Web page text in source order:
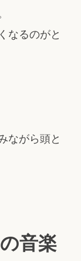
なるのがと
ながら頭と
音楽